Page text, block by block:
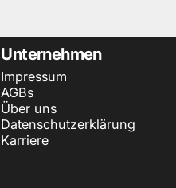
Unternehmen
Impressum
AGBs
Über uns
Datenschutzerklärung
Karriere